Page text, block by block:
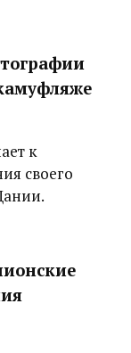
к
своего